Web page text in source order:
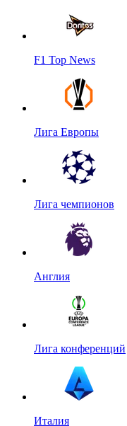
F1 Top News
Лига Европы
Лига чемпионов
Англия
Лига конференций
Италия